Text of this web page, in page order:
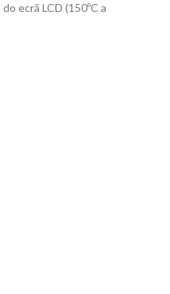
ecrã LCD (150ºC a